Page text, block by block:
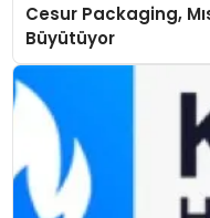
Cesur Packaging,
Büyütüyor